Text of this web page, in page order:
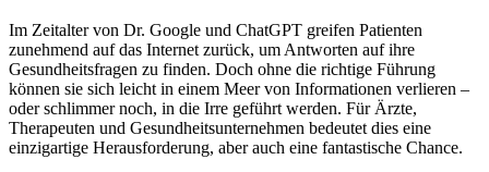
Im Zeitalter von Dr. Google und ChatGPT greifen Patienten
zunehmend auf das Internet zurück, um Antworten auf ihre
Gesundheitsfragen zu finden. Doch ohne die richtige Führung
können sie sich leicht in einem Meer von Informationen verlieren –
oder schlimmer noch, in die Irre geführt werden. Für Ärzte,
Therapeuten und Gesundheitsunternehmen bedeutet dies eine
einzigartige Herausforderung, aber auch eine fantastische Chance.